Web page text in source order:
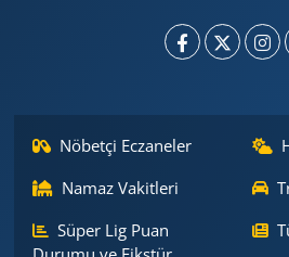
Nöbetçi Eczaneler
Namaz Vakitleri
Süper Lig Puan